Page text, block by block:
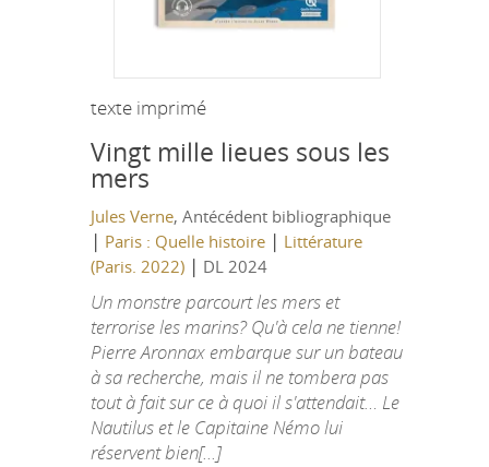
texte imprimé
Vingt mille lieues sous les
mers
Jules Verne, Antécédent bibliographique
| Paris : Quelle histoire| Littérature
(Paris. 2022)| DL 2024
Un monstre parcourt les mers et
terrorise les marins? Qu'à cela ne tienne!
Pierre Aronnax embarque sur un bateau
à sa recherche, mais il ne tombera pas
tout à fait sur ce à quoi il s'attendait… Le
Nautilus et le Capitaine Némo lui
réservent bien[...]